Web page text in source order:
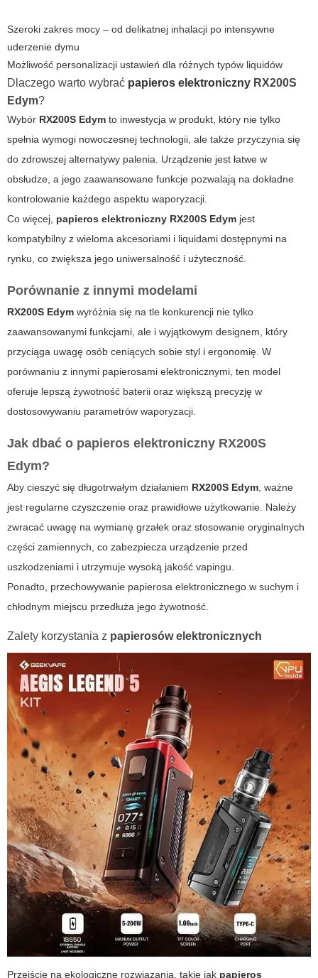
Szeroki zakres mocy – od delikatnej inhalacji po intensywne
uderzenie dymu
Możliwość personalizacji ustawień dla różnych typów liquidów
Dlaczego warto wybrać papieros elektroniczny RX200S
Edym?
Wybór RX200S Edym to inwestycja w produkt, który nie tylko
spełnia wymogi nowoczesnej technologii, ale także przyczynia się
do zdrowszej alternatywy palenia. Urządzenie jest łatwe w
obsłudze, a jego zaawansowane funkcje pozwalają na dokładne
kontrolowanie każdego aspektu waporyzacji.
Co więcej, papieros elektroniczny RX200S Edym jest
kompatybilny z wieloma akcesoriami i liquidami dostępnymi na
rynku, co zwiększa jego uniwersalność i użyteczność.
Porównanie z innymi modelami
RX200S Edym wyróżnia się na tle konkurencji nie tylko
zaawansowanymi funkcjami, ale i wyjątkowym designem, który
przyciąga uwagę osób ceniących sobie styl i ergonomię. W
porównaniu z innymi papierosami elektronicznymi, ten model
oferuje lepszą żywotność baterii oraz większą precyzję w
dostosowywaniu parametrów waporyzacji.
Jak dbać o papieros elektroniczny RX200S
Edym?
Aby cieszyć się długotrwałym działaniem RX200S Edym, ważne
jest regularne czyszczenie oraz prawidłowe użytkowanie. Należy
zwracać uwagę na wymianę grzałek oraz stosowanie oryginalnych
części zamiennych, co zabezpiecza urządzenie przed
uszkodzeniami i utrzymuje wysoką jakość vapingu.
Ponadto, przechowywanie papierosa elektronicznego w suchym i
chłodnym miejscu przedłuża jego żywotność.
Zalety korzystania z papierosów elektronicznych
Przejście na ekologiczne rozwiązania, takie jak papieros